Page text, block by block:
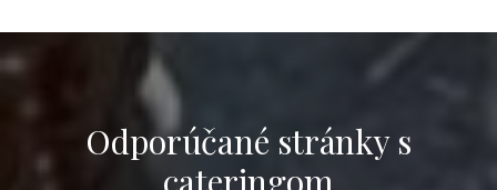
Odporúčané stránky s
cateringom